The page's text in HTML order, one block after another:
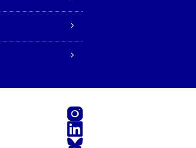
Instagram
LinkedIn
Bluesky